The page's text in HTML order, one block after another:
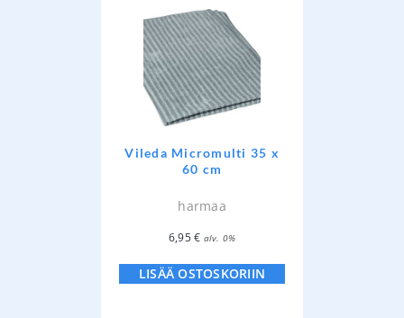
Vileda Micromulti 35 x
60 cm
harmaa
6,95€ alv. 0%
LISÄÄ OSTOSKORIIN